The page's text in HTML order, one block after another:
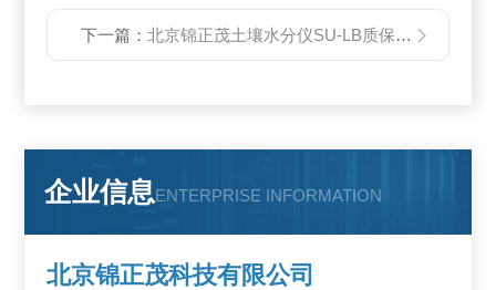
下一篇：北京锦正茂土壤水分仪SU-LB质保期限
企业信息ENTERPRISE INFORMATION
北京锦正茂科技有限公司